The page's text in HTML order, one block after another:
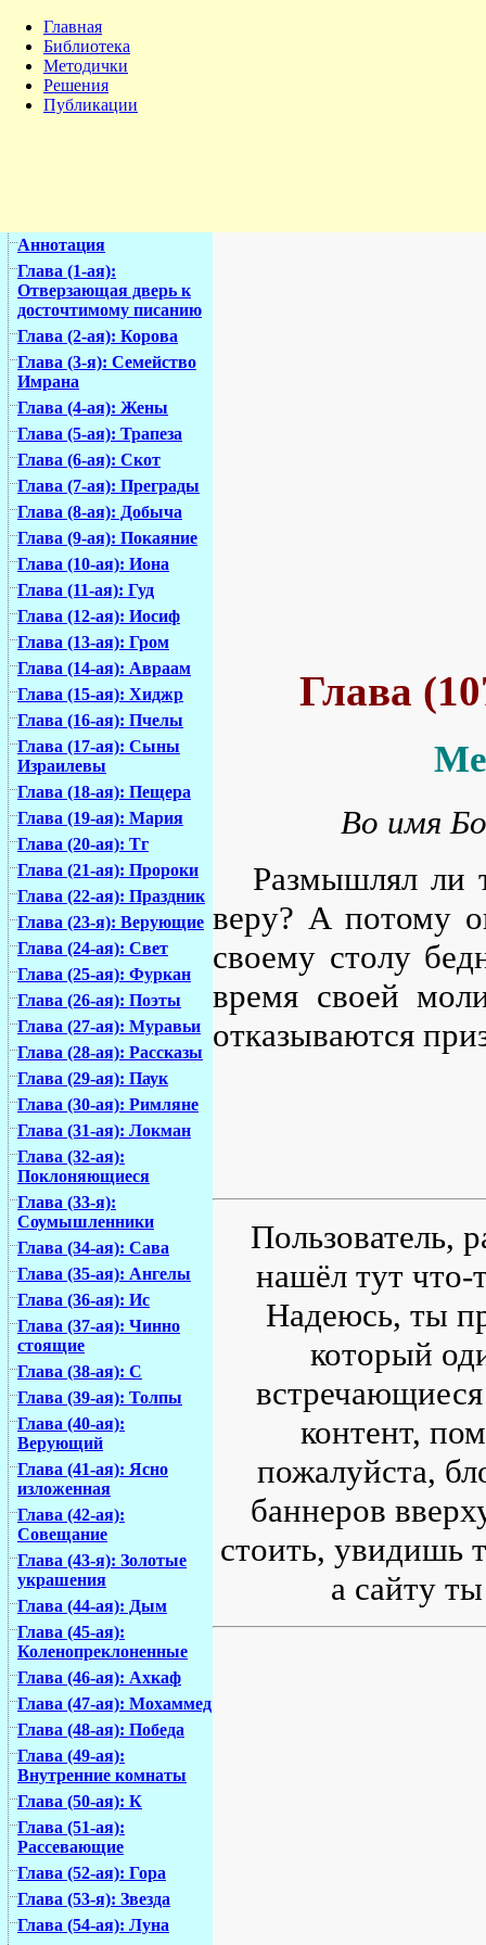
Главная
Библиотека
Методички
Решения
Публикации
Аннотация
Глава (1-ая):
Отверзающая дверь к
досточтимому писанию
Глава (2-ая): Корова
Глава (3-я): Семейство
Имрана
Глава (4-ая): Жены
Глава (5-ая): Трапеза
Глава (6-ая): Скот
Глава (7-ая): Преграды
Глава (8-ая): Добыча
Глава (9-ая): Покаяние
Глава (10-ая): Иона
Глава (11-ая): Гуд
Глава (12-ая): Иосиф
Глава (13-ая): Гром
Глава (14-ая): Авраам
Глава (15-ая): Хиджр
Глава (16-ая): Пчелы
Глава (17-ая): Сыны
Израилевы
Глава (18-ая): Пещера
Глава (19-ая): Мария
Глава (20-ая): Тг
Глава (21-ая): Пророки
Глава (22-ая): Праздник
Глава (23-я): Верующие
Глава (24-ая): Свет
Глава (25-ая): Фуркан
Глава (26-ая): Поэты
Глава (27-ая): Муравьи
Глава (28-ая): Рассказы
Глава (29-ая): Паук
Глава (30-ая): Римляне
Глава (31-ая): Локман
Глава (32-ая):
Поклоняющиеся
Глава (33-я):
Соумышленники
Глава (34-ая): Сава
Глава (35-ая): Ангелы
Глава (36-ая): Ис
Глава (37-ая): Чинно
стоящие
Глава (38-ая): С
Глава (39-ая): Толпы
Глава (40-ая):
Верующий
Глава (41-ая): Ясно
изложенная
Глава (42-ая):
Совещание
Глава (43-я): Золотые
украшения
Глава (44-ая): Дым
Глава (45-ая):
Коленопреклоненные
Глава (46-ая): Ахкаф
Глава (47-ая): Мохаммед
Глава (48-ая): Победа
Глава (49-ая):
Внутренние комнаты
Глава (50-ая): К
Глава (51-ая):
Рассевающие
Глава (52-ая): Гора
Глава (53-я): Звезда
Глава (54-ая): Луна
Глава
Во имя
Размышлял ли
веру? А потому
своему столу
время своей
отказываются
Пользователь,
нашёл тут что-
Надеюсь, ты
который
контент,
пожалуйста,
баннеров
стоить, увидишь
а сайту